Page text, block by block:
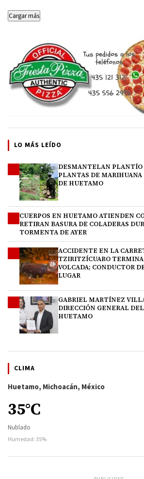
Cargar más
LO MÁS LEÍDO
DESMANTELAN PLANTÍO
PLANTAS DE
DE HUETAMO
CUERPOS EN HUETAMO ATIENDEN
RETIRAN BASURA DE COLADERAS
TORMENTA DE AYER
ACCIDENTE EN LA
TZIRITZÍCUARO
VOLCADA; CONDUCTOR
LUGAR
GABRIEL MARTÍNEZ
DIRECCIÓN GENERAL
HUETAMO
CLIMA
Huetamo, Michoacán, México
35°C
Nublado
Humedad: 35%